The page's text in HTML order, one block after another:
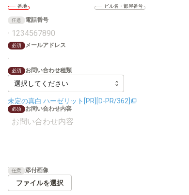
番地 ビル名・部屋番号
任意 電話番号
必須 メールアドレス
必須 お問い合わせ種類
未定の真白 ハーゼリット[PR][D-PR/362]
必須 お問い合わせ内容
任意 添付画像
ファイルを選択